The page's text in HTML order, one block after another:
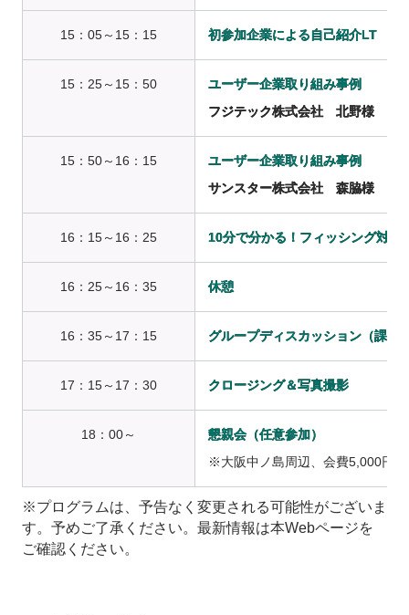
15：05～15：15 初参加企業による自己紹介LT
15：25～15：50
ユーザー企業取り組み事例
フジテック株式会社 北野様
15：50～16：15
ユーザー企業取り組み事例
サンスター株式会社 森脇様
16：15～16：25 10分で分かる！フィッシング対策
16：25～16：35 休憩
16：35～17：15 グループディスカッション（課題
17：15～17：30 クロージング＆写真撮影
18：00～
懇親会（任意参加）
※大阪中ノ島周辺、会費5,000円
※プログラムは、予告なく変更される可能性がございま
す。予めご了承ください。最新情報は本Webページを
ご確認ください。